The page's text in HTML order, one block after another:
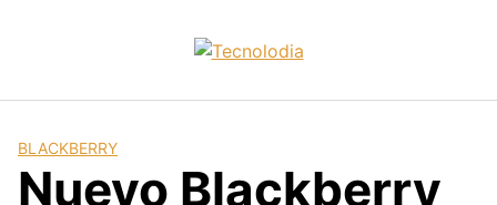
BLACKBERRY
Nuevo Blackberry